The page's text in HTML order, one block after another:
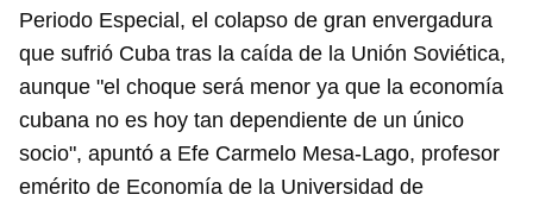
Periodo Especial, el colapso de gran envergadura
que sufrió Cuba tras la caída de la Unión Soviética,
aunque "el choque será menor ya que la economía
cubana no es hoy tan dependiente de un único
socio", apuntó a Efe Carmelo Mesa-Lago, profesor
emérito de Economía de la Universidad de